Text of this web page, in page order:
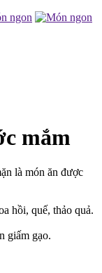
mắm
là món ăn được
hồi, quế, thảo quả.
giấm gạo.